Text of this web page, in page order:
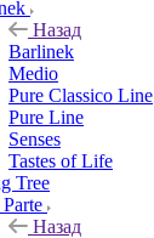
Назад
Barlinek
Medio
Pure Classico Line
Pure Line
Senses
Tastes of Life
Tree
Назад